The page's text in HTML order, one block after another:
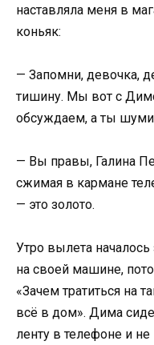
наставляла меня в
коньяк:
— Запомни, девочка,
тишину. Мы вот с
обсуждаем, а ты
— Вы правы, Галина
сжимая в кармане
— это золото.
Утро вылета
на своей машине,
«Зачем тратиться на
всё в дом». Дима
ленту в телефоне и